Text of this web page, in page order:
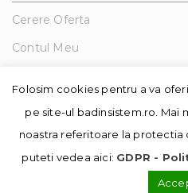
Cerere Oferta
Contul Meu
© Copyright - Badin
Folosim cookies pentru a va
pe site-ul badinsistem.ro. Mai
noastra referitoare la
puteti vedea aici: GDPR -